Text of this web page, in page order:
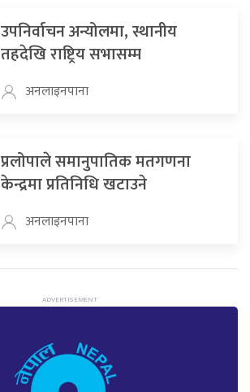
उपनिर्वाचन अन्योलमा, स्थानीय
तहदेखि राष्ट्रिय सभासम्म
अनलाइनपाना
प्रलोपाले समानुपातिक मतगणना
केन्द्रमा प्रतिनिधि खटाउने
अनलाइनपाना